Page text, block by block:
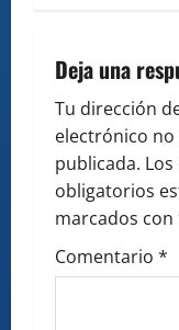
g
a
t
i
o
Deja una
Tu dirección
electrónico no
publicada.
obligatorios
marcados con
Comentario *